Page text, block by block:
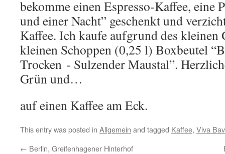
bekomme einen Espresso-Kaffee, eine
und einer Nacht” geschenkt und
Kaffee. Ich kaufe aufgrund des kleinen
kleinen Schoppen (0,25 l) Boxbeutel
Trocken - Sulzender Maustal”.
Grün und…
auf einen Kaffee am Eck.
This entry was posted in Allgemein and tagged Kaffee, Viva
← Berlin, Greifenhagener Hinterhof